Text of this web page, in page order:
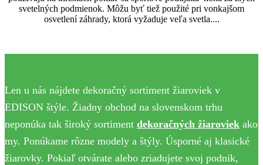
svetelných podmienok. Môžu byť tiež použité pri vonkajšom
osvetlení záhrady, ktorá vyžaduje veľa svetla....
Len u nás nájdete dekoračný sortiment žiaroviek v
EDISON štýle. Žiadny obchod na slovenskom trhu
neponúka tak široký sortiment dekoračných žiaroviek ako
my. Ponúkame rôzne modely a štýly. Úsporné aj klasické
žiarovky. Pokiaľ otvárate alebo zriadujete svoj podnik,